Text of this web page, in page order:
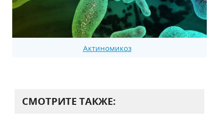
Актиномикоз
СМОТРИТЕ ТАКЖЕ: